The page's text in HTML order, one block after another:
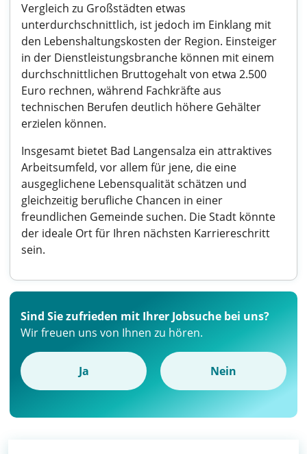
Vergleich zu Großstädten etwas
unterdurchschnittlich, ist jedoch im Einklang mit
den Lebenshaltungskosten der Region. Einsteiger
in der Dienstleistungsbranche können mit einem
durchschnittlichen Bruttogehalt von etwa 2.500
Euro rechnen, während Fachkräfte aus
technischen Berufen deutlich höhere Gehälter
erzielen können.
Insgesamt bietet Bad Langensalza ein attraktives
Arbeitsumfeld, vor allem für jene, die eine
ausgeglichene Lebensqualität schätzen und
gleichzeitig berufliche Chancen in einer
freundlichen Gemeinde suchen. Die Stadt könnte
der ideale Ort für Ihren nächsten Karriereschritt
sein.
Sind Sie zufrieden mit Ihrer Jobsuche bei uns?
Wir freuen uns von Ihnen zu hören.
Ja Nein